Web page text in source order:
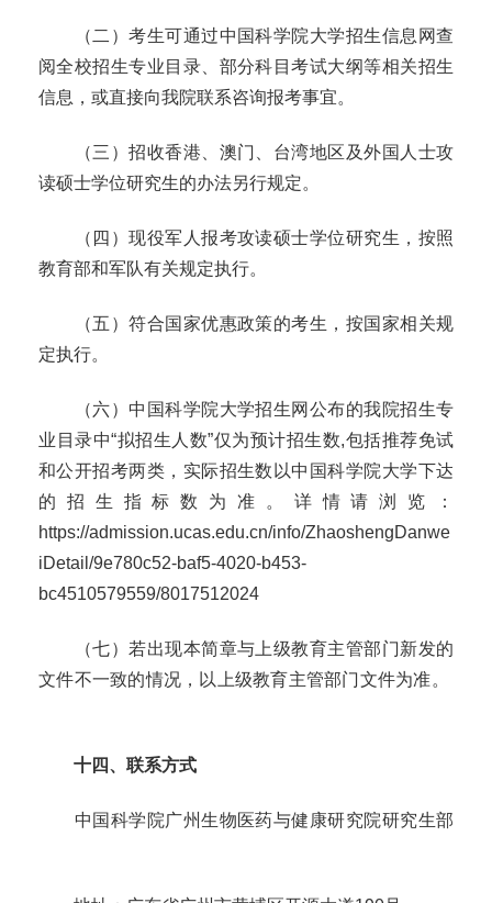
（二）考生可通过中国科学院大学招生信息网查
阅全校招生专业目录、部分科目考试大纲等相关招生
信息，或直接向我院联系咨询报考事宜。
（三）招收香港、澳门、台湾地区及外国人士攻
读硕士学位研究生的办法另行规定。
（四）现役军人报考攻读硕士学位研究生，按照
教育部和军队有关规定执行。
（五 ）符合国家优惠政策的考生，按国家相关规
定执行。
（六）中国科学院大学招生网公布的我院招生专
业目录中“拟招生人数”仅为预计招生数,包括推荐免试
和公开招考两类，实际招生数以中国科学院大学下达
的招生指标数为准。详情请浏览：
https://admission.ucas.edu.cn/info/ZhaoshengDanwe
iDetail/9e780c52-baf5-4020-b453-
bc4510579559/8017512024
（七）若出现本简章与上级教育主管部门新发的
文件不一致的情况，以上级教育主管部门文件为准。
十四、联系方式
中国科学院广州生物医药与健康研究院研究生部